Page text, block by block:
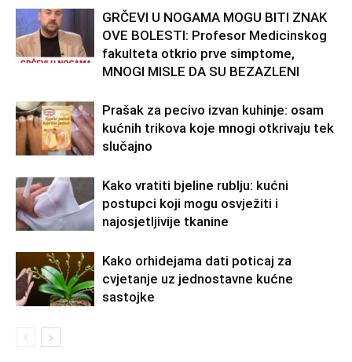
GRČEVI U NOGAMA MOGU BITI ZNAK
OVE BOLESTI: Profesor Medicinskog
fakulteta otkrio prve simptome,
MNOGI MISLE DA SU BEZAZLENI
Prašak za pecivo izvan kuhinje: osam
kućnih trikova koje mnogi otkrivaju tek
slučajno
Kako vratiti bjeline rublju: kućni
postupci koji mogu osvježiti i
najosjetljivije tkanine
Kako orhidejama dati poticaj za
cvjetanje uz jednostavne kućne
sastojke